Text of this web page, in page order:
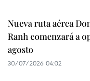
Nueva ruta aérea
Ranh comenzará a
agosto
30/07/2026 04:02